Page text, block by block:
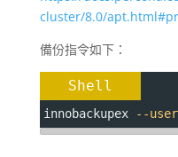
cluster/8.0/
備份指令如下：
Shell
innobackupex --user